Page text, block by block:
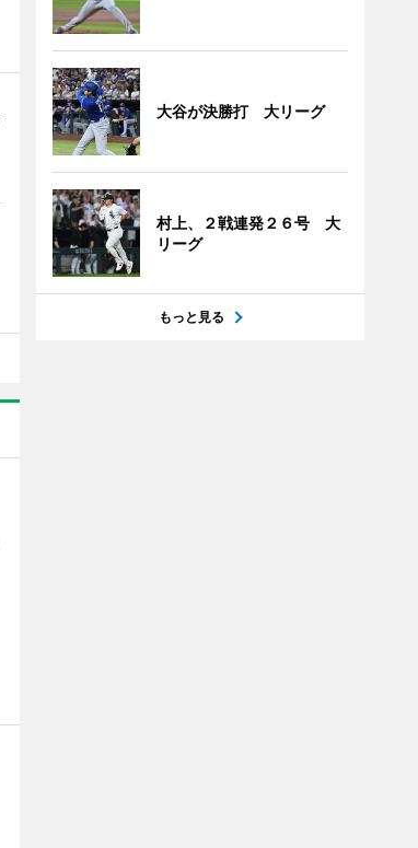
大谷が決勝打 大リーグ
村上、２戦連発２６号 大
リーグ
もっと見る